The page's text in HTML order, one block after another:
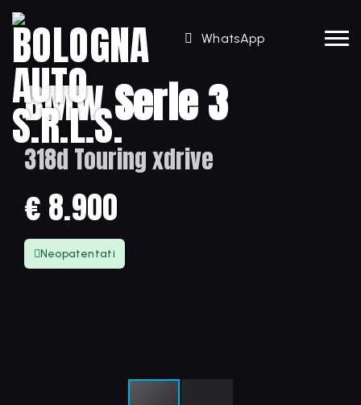
WhatsApp
BMWSerie 3
318d Touring xdrive
€ 8.900
Neopatentati